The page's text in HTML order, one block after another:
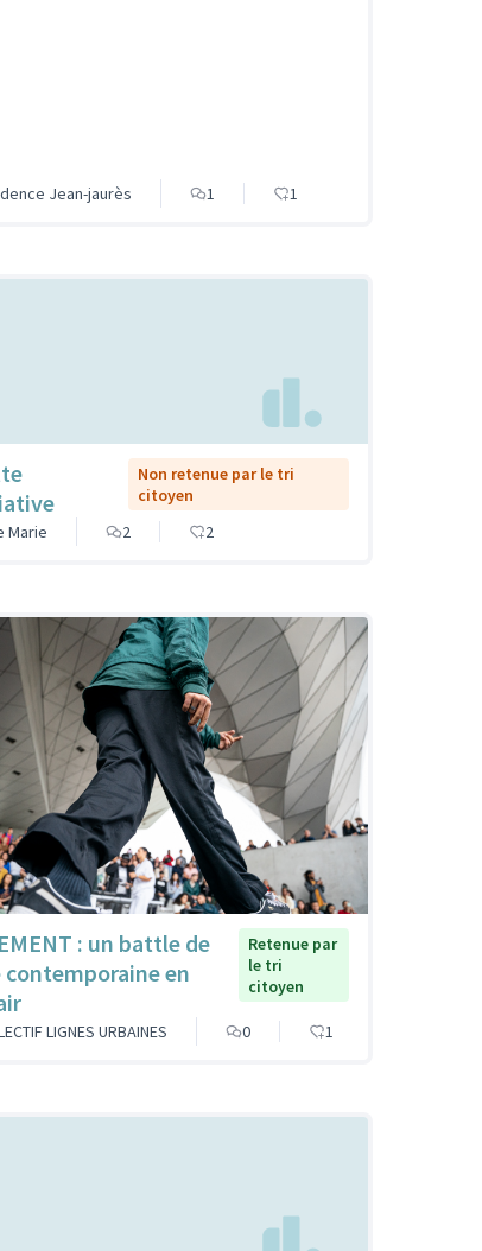
Jean-jaurès 1 1
Non retenue par le tri
citoyen
Marie
2 2
: un battle de
contemporaine en
Retenue par
le tri
citoyen
LIGNES URBAINES 0 1